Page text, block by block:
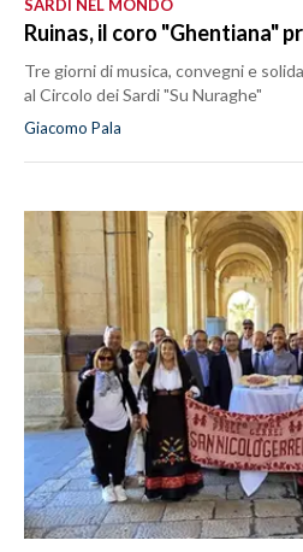
SARDI NEL MONDO
Ruinas, il coro "Ghentiana"
Tre giorni di musica, convegni e
al Circolo dei Sardi "Su Nuraghe"
Giacomo Pala